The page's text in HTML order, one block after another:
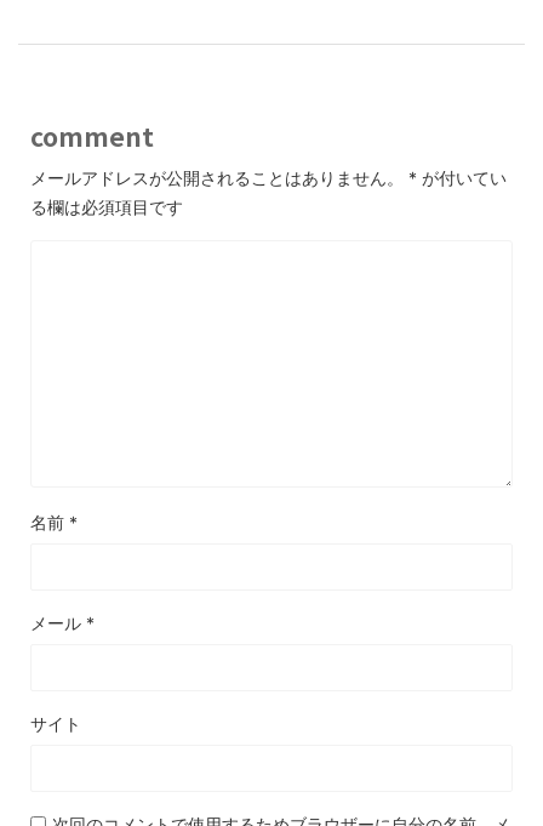
comment
メールアドレスが公開されることはありません。 * が付いてい
る欄は必須項目です
名前 *
メール *
サイト